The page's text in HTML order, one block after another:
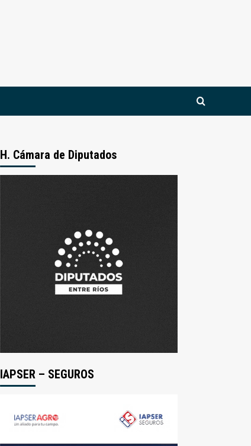
H. Cámara de Diputados
IAPSER – SEGUROS